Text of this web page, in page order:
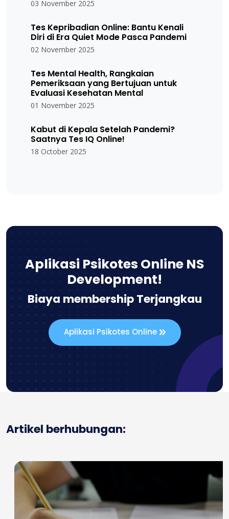
03 November 2025
Tes Kepribadian Online: Bantu Kenali
Diri di Era Quiet Mode Pasca Pandemi
02 November 2025
Tes Mental Health, Rangkaian
Pemeriksaan yang Bertujuan untuk
Evaluasi Kesehatan Mental
01 November 2025
Kabut di Kepala Setelah Pandemi?
Saatnya Tes IQ Online!
18 October 2025
Aplikasi Psikotes Online NS
Development!
Biaya membership Terjangkau
Aplikasi Psikotes Online
Artikel berhubungan: